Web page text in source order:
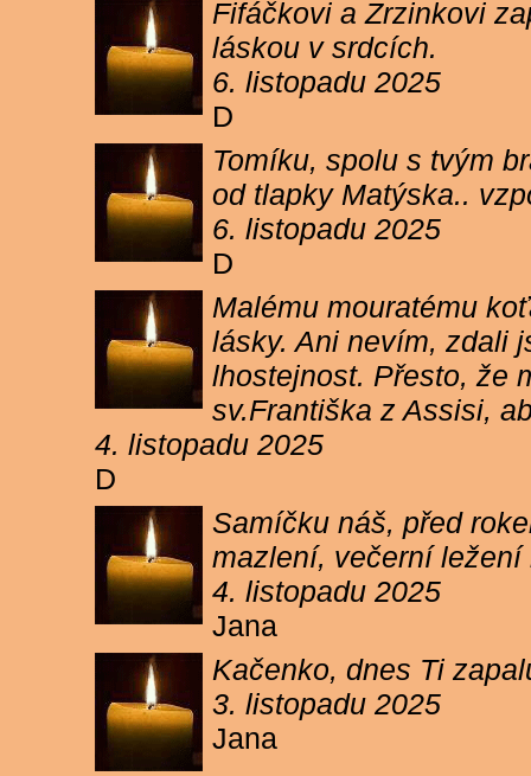
Fifáčkovi a Zrzinkovi
láskou v srdcích.
6. listopadu 2025
D
Tomíku, spolu s tvým
od tlapky Matýska..
6. listopadu 2025
D
Malému mouratému
lásky. Ani nevím, zdali
lhostejnost. Přesto, že
sv.Františka z Assisi,
4. listopadu 2025
D
Samíčku náš, před
mazlení, večerní
4. listopadu 2025
Jana
Kačenko, dnes Ti
3. listopadu 2025
Jana